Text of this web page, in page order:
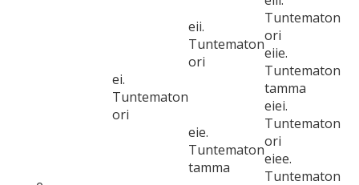
ei.
Tuntematon
ori
eii.
Tuntematon
ori
Tuntematon
ori
eiie.
Tuntematon
tamma
eie.
Tuntematon
tamma
eiei.
Tuntematon
ori
eiee.
Tuntematon